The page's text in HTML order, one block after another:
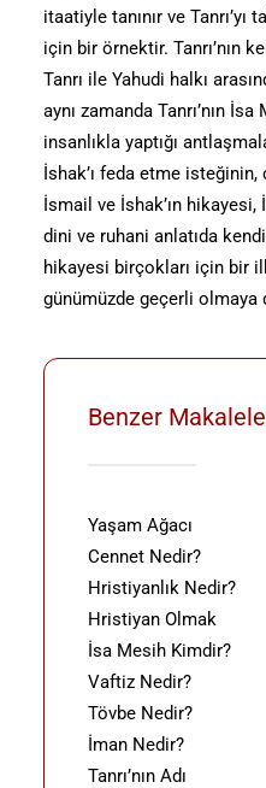
itaatiyle tanınır ve
için bir örnektir. Tanrı’nın
Tanrı ile Yahudi halkı
aynı zamanda Tanrı’nın
insanlıkla yaptığı
İshak’ı feda etme
İsmail ve İshak’ın
dini ve ruhani anlatıda
hikayesi birçokları için bir
günümüzde geçerli olmaya
Benzer
Yaşam Ağacı
Cennet Nedir?
Hristiyanlık Nedir?
Hristiyan Olmak
İsa Mesih Kimdir?
Vaftiz Nedir?
Tövbe Nedir?
İman Nedir?
Tanrı’nın Adı